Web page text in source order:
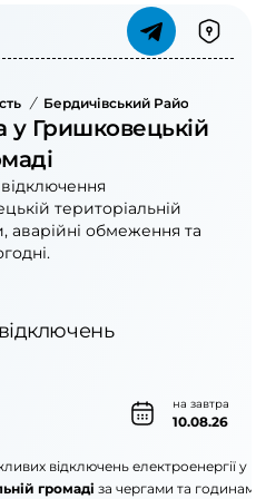
/ Бердичівський Район
у Гришковецькій
територіальній
аварійні обмеження та
на завтра
10.08.26
відключень електроенергії у
громаді за чергами та